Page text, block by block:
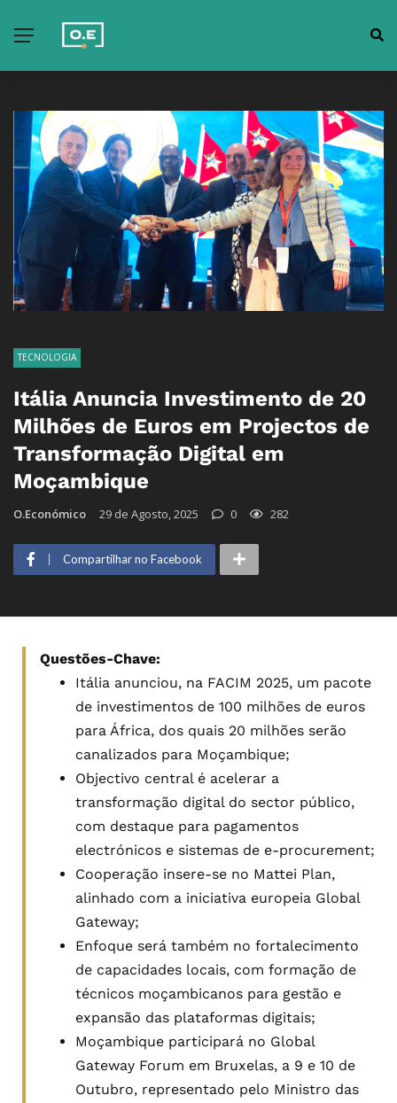
TECNOLOGIA
Itália Anuncia Investimento de 20
Milhões de Euros em Projectos de
Transformação Digital em
Moçambique
O.Económico 29 de Agosto, 2025 0 282
Compartilhar no Facebook
Questões-Chave:
Itália anunciou, na FACIM 2025, um pacote
de investimentos de 100 milhões de euros
para África, dos quais 20 milhões serão
canalizados para Moçambique;
Objectivo central é acelerar a
transformação digital do sector público,
com destaque para pagamentos
electrónicos e sistemas de e-procurement;
Cooperação insere-se no Mattei Plan,
alinhado com a iniciativa europeia Global
Gateway;
Enfoque será também no fortalecimento
de capacidades locais, com formação de
técnicos moçambicanos para gestão e
expansão das plataformas digitais;
Moçambique participará no Global
Gateway Forum em Bruxelas, a 9 e 10 de
Outubro, representado pelo Ministro das